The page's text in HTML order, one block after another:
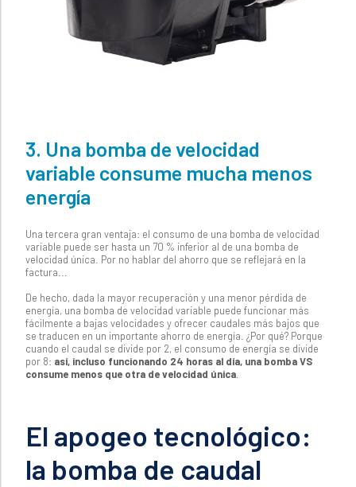
3. Una bomba de velocidad
variable consume mucha menos
energía
Una tercera gran ventaja: el consumo de una bomba de velocidad
variable puede ser hasta un 70 % inferior al de una bomba de
velocidad única. Por no hablar del ahorro que se reflejará en la
factura...
De hecho, dada la mayor recuperación y una menor pérdida de
energía, una bomba de velocidad variable puede funcionar más
fácilmente a bajas velocidades y ofrecer caudales más bajos que
se traducen en un importante ahorro de energía. ¿Por qué? Porque
cuando el caudal se divide por 2, el consumo de energía se divide
por 8: así, incluso funcionando 24 horas al día, una bomba VS
consume menos que otra de velocidad única.
El apogeo tecnológico:
la bomba de caudal